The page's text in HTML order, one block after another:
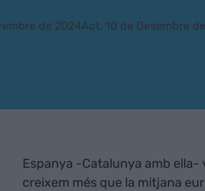
de 2024Act. 10 de Desembre
Espanya -Catalunya amb ella-
creixem més que la mitjana